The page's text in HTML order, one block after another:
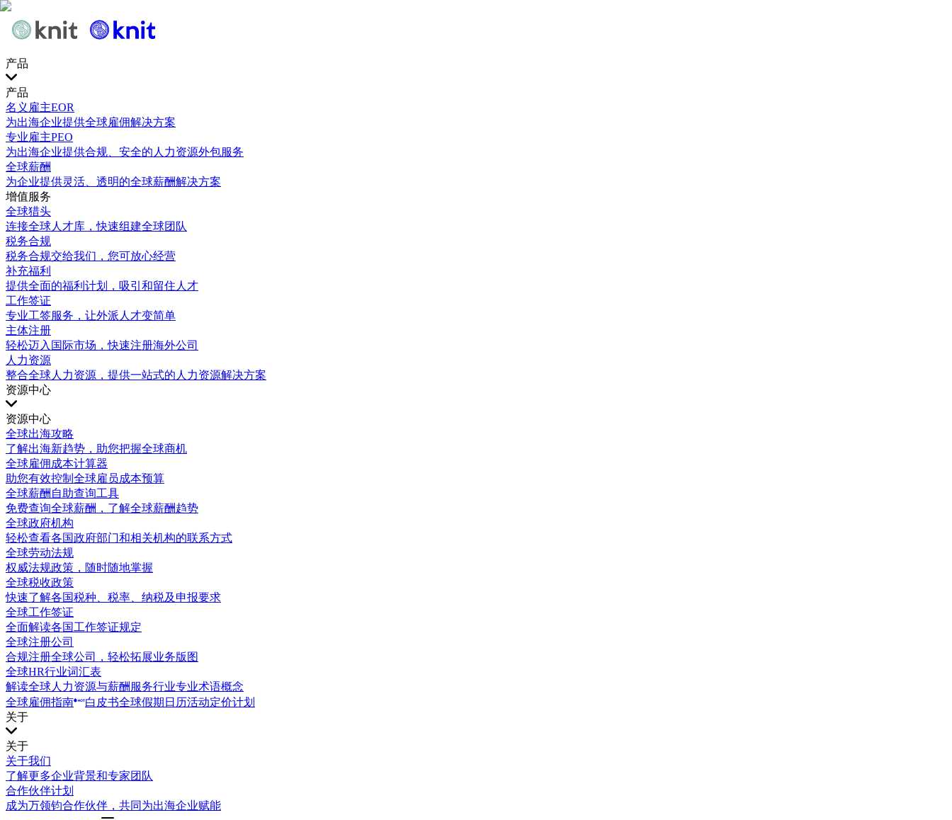
产品
产品
名义雇主EOR
为出海企业提供全球雇佣解决方案
专业雇主PEO
为出海企业提供合规、安全的人力资源外包服务
全球薪酬
为企业提供灵活、透明的全球薪酬解决方案
增值服务
全球猎头
连接全球人才库，快速组建全球团队
税务合规
税务合规交给我们，您可放心经营
补充福利
提供全面的福利计划，吸引和留住人才
工作签证
专业工签服务，让外派人才变简单
主体注册
轻松迈入国际市场，快速注册海外公司
人力资源
整合全球人力资源，提供一站式的人力资源解决方案
资源中心
资源中心
全球出海攻略
了解出海新趋势，助您把握全球商机
全球雇佣成本计算器
助您有效控制全球雇员成本预算
全球薪酬自助查询工具
免费查询全球薪酬，了解全球薪酬趋势
全球政府机构
轻松查看各国政府部门和相关机构的联系方式
全球劳动法规
权威法规政策，随时随地掌握
全球税收政策
快速了解各国税种、税率、纳税及申报要求
全球工作签证
全面解读各国工作签证规定
全球注册公司
合规注册全球公司，轻松拓展业务版图
全球HR行业词汇表
解读全球人力资源与薪酬服务行业专业术语概念
全球雇佣指南
白皮书全球假期日历活动定价计划
关于
关于
关于我们
了解更多企业背景和专家团队
合作伙伴计划
成为万领钧合作伙伴，共同为出海企业赋能